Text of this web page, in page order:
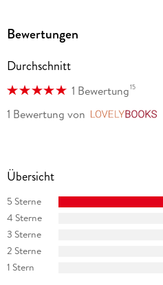
Bewertungen
Durchschnitt
1 Bewertung15
1 Bewertung von
Übersicht
5 Sterne
4 Sterne
3 Sterne
2 Sterne
1 Stern